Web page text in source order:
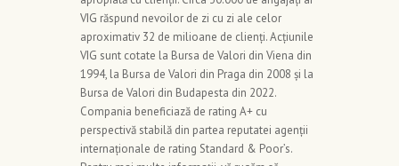
VIG răspund nevoilor de zi cu zi ale celor
aproximativ 32 de milioane de clienți. Acțiunile
VIG sunt cotate la Bursa de Valori din Viena din
1994, la Bursa de Valori din Praga din 2008 și la
Bursa de Valori din Budapesta din 2022.
Compania beneficiază de rating A+ cu
perspectivă stabilă din partea reputatei agenții
internaționale de rating Standard & Poor’s.